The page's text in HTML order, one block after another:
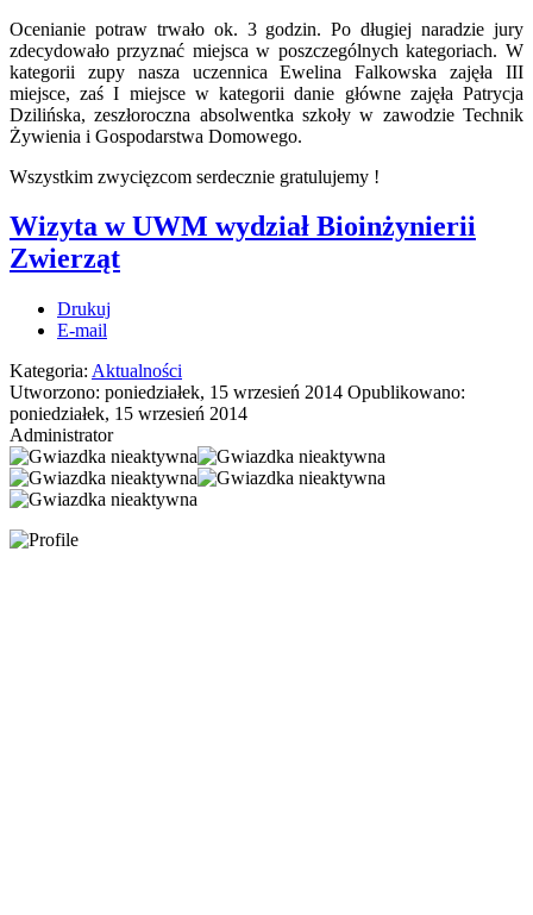
Ocenianie potraw trwało ok. 3 godzin. Po długiej naradzie jury
zdecydowało przyznać miejsca w poszczególnych kategoriach. W
kategorii zupy nasza uczennica Ewelina Falkowska zajęła III
miejsce, zaś I miejsce w kategorii danie główne zajęła Patrycja
Dzilińska, zeszłoroczna absolwentka szkoły w zawodzie Technik
Żywienia i Gospodarstwa Domowego.
Wszystkim zwycięzcom serdecznie gratulujemy !
Wizyta w UWM wydział Bioinżynierii
Zwierząt
Drukuj
E-mail
Kategoria: Aktualności
Utworzono: poniedziałek, 15 wrzesień 2014 Opublikowano:
poniedziałek, 15 wrzesień 2014
Administrator